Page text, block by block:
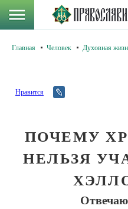
Главная Человек Духовная
Нравится
ПОЧЕМУ
НЕЛЬЗЯ